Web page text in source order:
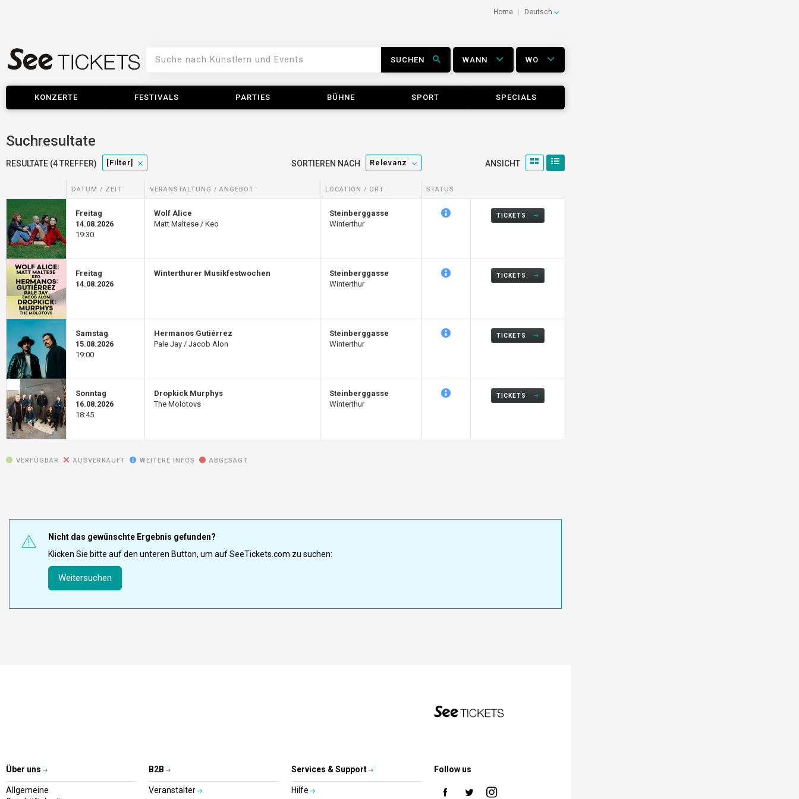
Home Deutsch
SUCHEN WANN WO
KONZERTE FESTIVALS PARTIES BÜHNE SPORT SPECIALS
Suchresultate
RESULTATE (4 TREFFER) [filter] SORTIEREN NACH Relevanz ANSICHT
DATUM / ZEIT VERANSTALTUNG / ANGEBOT LOCATION / ORT STATUS
Freitag
14.08.2026
19:30
Wolf Alice
Matt Maltese / Keo
Steinberggasse
Winterthur
TICKETS
Freitag
14.08.2026
Winterthurer Musikfestwochen
Steinberggasse
Winterthur
TICKETS
Samstag
15.08.2026
19:00
Hermanos Gutiérrez
Pale Jay / Jacob Alon
Steinberggasse
Winterthur
TICKETS
Sonntag
16.08.2026
18:45
Dropkick Murphys
The Molotovs
Steinberggasse
Winterthur
TICKETS
VERFÜGBAR AUSVERKAUFT WEITERE INFOS ABGESAGT
Nicht das gewünschte Ergebnis gefunden?
Klicken Sie bitte auf den unteren Button, um auf SeeTickets.com zu suchen:
Weitersuchen
Über uns
Allgemeine
B2B
Veranstalter
Services & Support
Hilfe
Follow us